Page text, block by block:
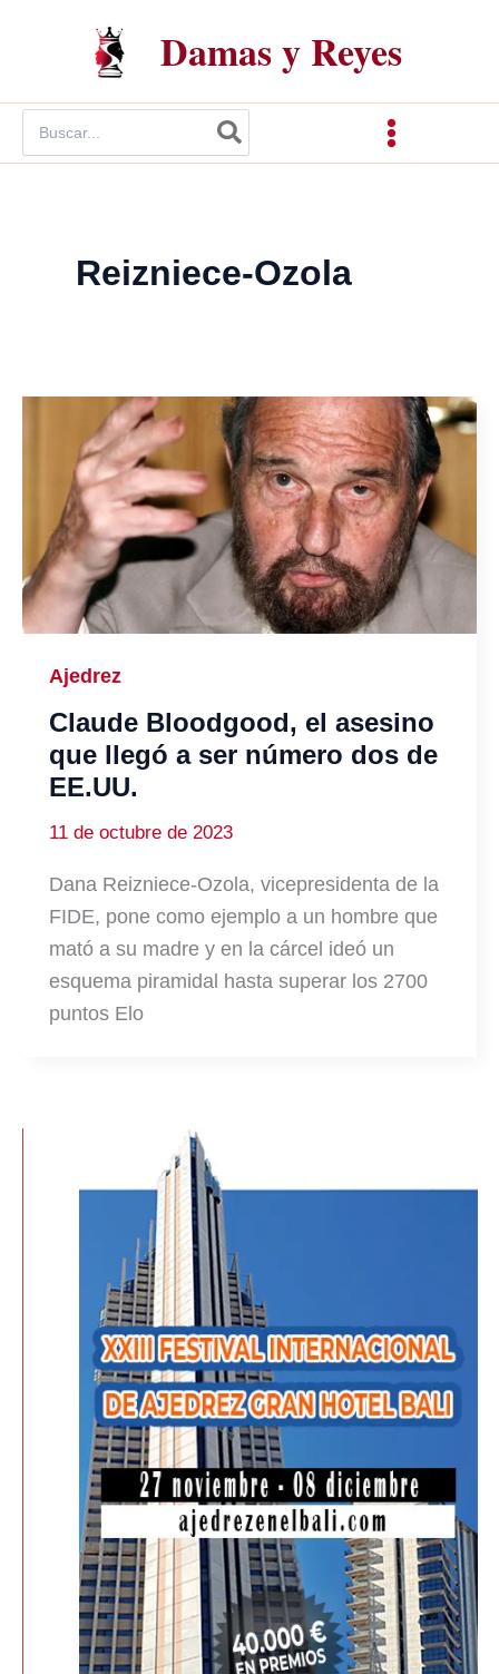
Damas y Reyes
por:
Reizniece-Ozola
Ajedrez
Claude Bloodgood, el asesino
que llegó a ser número dos de
EE.UU.
11 de octubre de 2023
Dana Reizniece-Ozola, vicepresidenta de la
FIDE, pone como ejemplo a un hombre que
mató a su madre y en la cárcel ideó un
esquema piramidal hasta superar los 2700
puntos Elo